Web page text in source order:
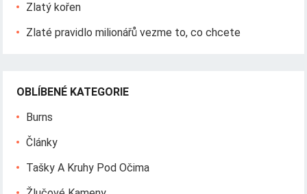
Zlatý kořen
Zlaté pravidlo milionářů vezme to, co chcete
OBLÍBENÉ KATEGORIE
Burns
Články
Tašky A Kruhy Pod Očima